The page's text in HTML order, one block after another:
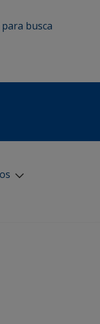
busca